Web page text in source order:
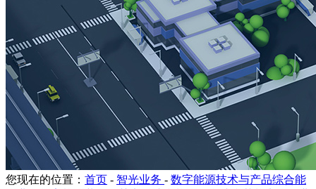
您现在的位置： 首页 - 智光业务 - 数字能源技术与产品综合能